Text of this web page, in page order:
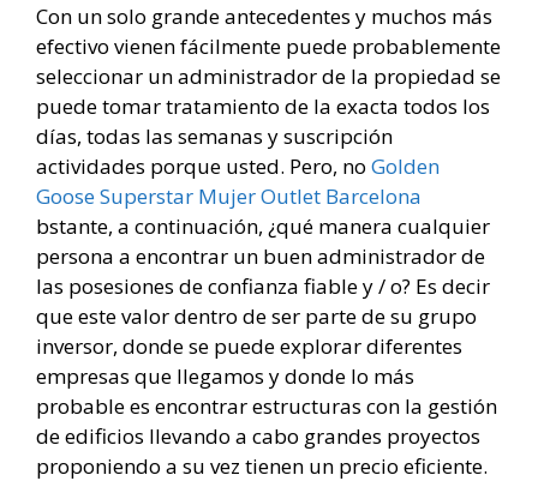
Con un solo grande antecedentes y muchos más
efectivo vienen fácilmente puede probablemente
seleccionar un administrador de la propiedad se
puede tomar tratamiento de la exacta todos los
días, todas las semanas y suscripción
actividades porque usted. Pero, no Golden
Goose Superstar Mujer Outlet Barcelona
bstante, a continuación, ¿qué manera cualquier
persona a encontrar un buen administrador de
las posesiones de confianza fiable y / o? Es decir
que este valor dentro de ser parte de su grupo
inversor, donde se puede explorar diferentes
empresas que llegamos y donde lo más
probable es encontrar estructuras con la gestión
de edificios llevando a cabo grandes proyectos
proponiendo a su vez tienen un precio eficiente.